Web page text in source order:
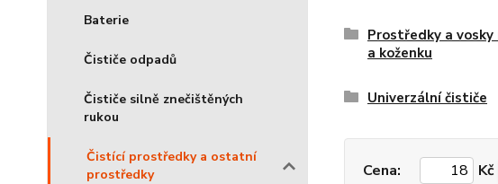
Baterie
Čističe odpadů
Čističe silně znečištěných
rukou
Čistící prostředky a ostatní
prostředky
Prostředky a vosky
a koženku
Univerzální čističe
Cena: Kč